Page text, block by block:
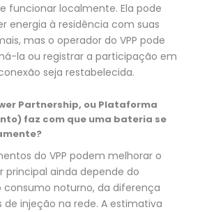
funcionar localmente. Ela pode
energia à residência com suas
mas o operador do VPP pode
la ou registrar a participação em
seja restabelecida.
Partnership, ou Plataforma
faz com que uma bateria se
do VPP podem melhorar o
principal ainda depende do
consumo noturno, da diferença
de injeção na rede. A estimativa